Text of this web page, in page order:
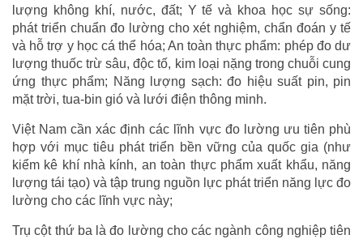
lượng không khí, nước, đất; Y tế và khoa học sự sống:
phát triển chuẩn đo lường cho xét nghiệm, chẩn đoán y tế
và hỗ trợ y học cá thể hóa; An toàn thực phẩm: phép đo dư
lượng thuốc trừ sâu, độc tố, kim loại nặng trong chuỗi cung
ứng thực phẩm; Năng lượng sạch: đo hiệu suất pin, pin
mặt trời, tua-bin gió và lưới điện thông minh.
Việt Nam cần xác định các lĩnh vực đo lường ưu tiên phù
hợp với mục tiêu phát triển bền vững của quốc gia (như
kiểm kê khí nhà kính, an toàn thực phẩm xuất khẩu, năng
lượng tái tạo) và tập trung nguồn lực phát triển năng lực đo
lường cho các lĩnh vực này;
Trụ cột thứ ba là đo lường cho các ngành công nghiệp tiên